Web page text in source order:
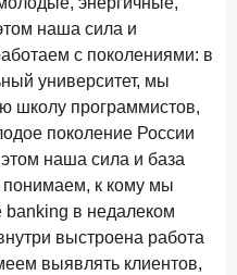
наша сила и
с поколениями: в
университет, мы
школу программистов,
поколение России
наша сила и база
к кому мы
в недалеком
выстроена работа
выявлять клиентов,